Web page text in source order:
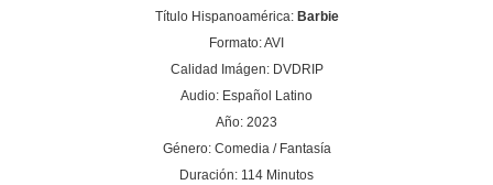
Título Hispanoamérica: Barbie
Formato: AVI
Calidad Imágen: DVDRIP
Audio: Español Latino
Año: 2023
Género: Comedia / Fantasía
Duración: 114 Minutos